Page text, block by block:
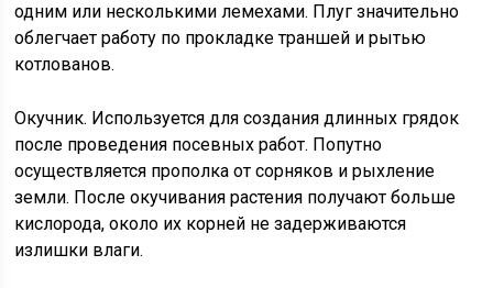
одним или несколькими лемехами. Плуг значительно
облегчает работу по прокладке траншей и рытью
котлованов.
Окучник. Используется для создания длинных грядок
после проведения посевных работ. Попутно
осуществляется прополка от сорняков и рыхление
земли. После окучивания растения получают больше
кислорода, около их корней не задерживаются
излишки влаги.